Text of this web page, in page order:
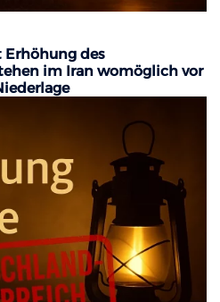
Erhöhung des
im Iran womöglich vor